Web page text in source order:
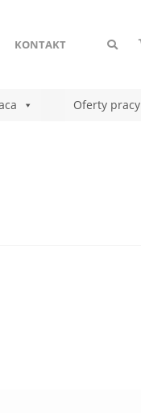
KONTAKT
Oferty pracy